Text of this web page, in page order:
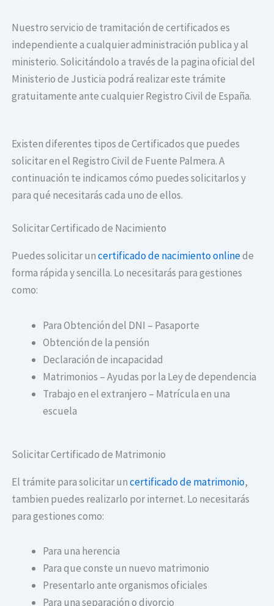
Nuestro servicio de tramitación de certificados es
independiente a cualquier administración publica y al
ministerio. Solicitándolo a través de la pagina oficial del
Ministerio de Justicia podrá realizar este trámite
gratuitamente ante cualquier Registro Civil de España.
Existen diferentes tipos de Certificados que puedes
solicitar en el Registro Civil de Fuente Palmera. A
continuación te indicamos cómo puedes solicitarlos y
para qué necesitarás cada uno de ellos.
Solicitar Certificado de Nacimiento
Puedes solicitar uncertificado de nacimiento onlinede
forma rápida y sencilla. Lo necesitarás para gestiones
como:
Para Obtención del DNI – Pasaporte
Obtención de la pensión
Declaración de incapacidad
Matrimonios – Ayudas por la Ley de dependencia
Trabajo en el extranjero – Matrícula en una
escuela
Solicitar Certificado de Matrimonio
El trámite para solicitar uncertificado de matrimonio,
tambien puedes realizarlo por internet. Lo necesitarás
para gestiones como:
Para una herencia
Para que conste un nuevo matrimonio
Presentarlo ante organismos oficiales
Para una separación o divorcio